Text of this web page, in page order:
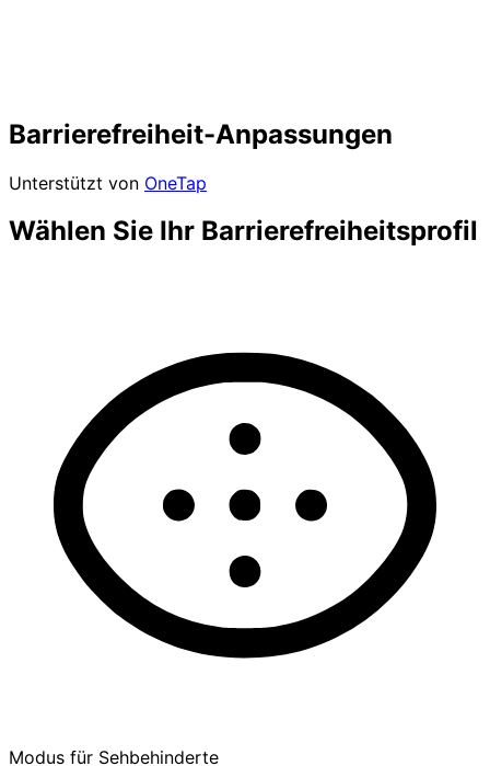
Barrierefreiheit-Anpassungen
Unterstützt von OneTap
Wählen Sie Ihr Barrierefreiheitsprofil
Modus für Sehbehinderte